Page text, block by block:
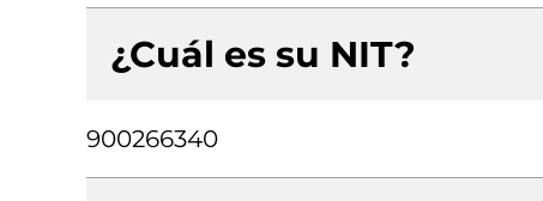
¿Cuál es su NIT?
900266340